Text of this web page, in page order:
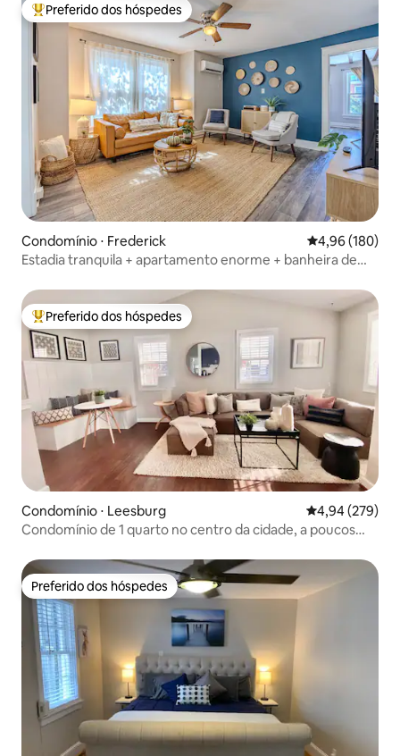
Entre os melhores preferidos dos hóspedes
Preferido dos hóspedes
Condomínio ⋅ Frederick 4,96 de uma
4,96 (180)
Estadia tranquila + apartamento enorme + banheira de
Entre os melhores preferidos dos hóspedes
Preferido dos hóspedes
Condomínio ⋅ Leesburg 4,94 de uma
4,94 (279)
Condomínio de 1 quarto no centro da cidade, a poucos
Preferido dos hóspedes
Preferido dos hóspedes